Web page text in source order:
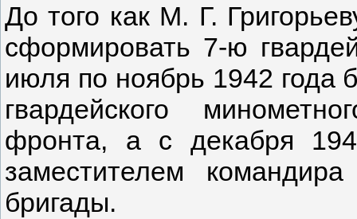
До того как М. Г.
сформировать 7-ю
июля по ноябрь 1942 года
гвардейского
фронта, а с декабря
заместителем
бригады.